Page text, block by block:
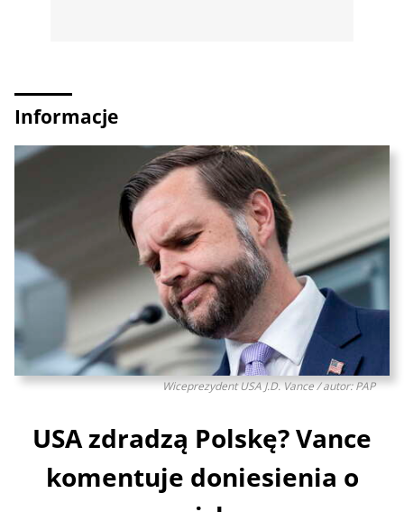
Informacje
Wiceprezydent USA J.D. Vance / autor: PAP
USA zdradzą Polskę? Vance
komentuje doniesienia o